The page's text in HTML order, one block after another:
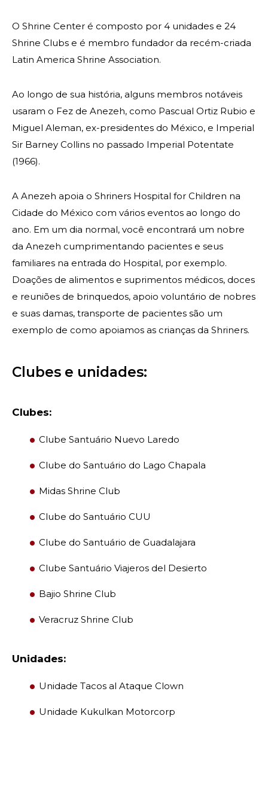
OUR PHILANTHROPY
WOMEN IMPACTING CARE
O Shrine Center é composto por 4 unidades e 24
Shrine Clubs e é membro fundador da recém-criada
Latin America Shrine Association.
Ao longo de sua história, alguns membros notáveis
usaram o Fez de Anezeh, como Pascual Ortiz Rubio e
Miguel Aleman, ex-presidentes do México, e Imperial
Sir Barney Collins no passado Imperial Potentate
(1966).
A Anezeh apoia o Shriners Hospital for Children na
Cidade do México com vários eventos ao longo do
ano. Em um dia normal, você encontrará um nobre
da Anezeh cumprimentando pacientes e seus
familiares na entrada do Hospital, por exemplo.
Doações de alimentos e suprimentos médicos, doces
e reuniões de brinquedos, apoio voluntário de nobres
e suas damas, transporte de pacientes são um
exemplo de como apoiamos as crianças da Shriners.
Clubes e unidades:
Clubes:
Clube Santuário Nuevo Laredo
Clube do Santuário do Lago Chapala
Midas Shrine Club
Clube do Santuário CUU
Clube do Santuário de Guadalajara
Clube Santuário Viajeros del Desierto
Bajio Shrine Club
Veracruz Shrine Club
Unidades:
Unidade Tacos al Ataque Clown
Unidade Kukulkan Motorcorp